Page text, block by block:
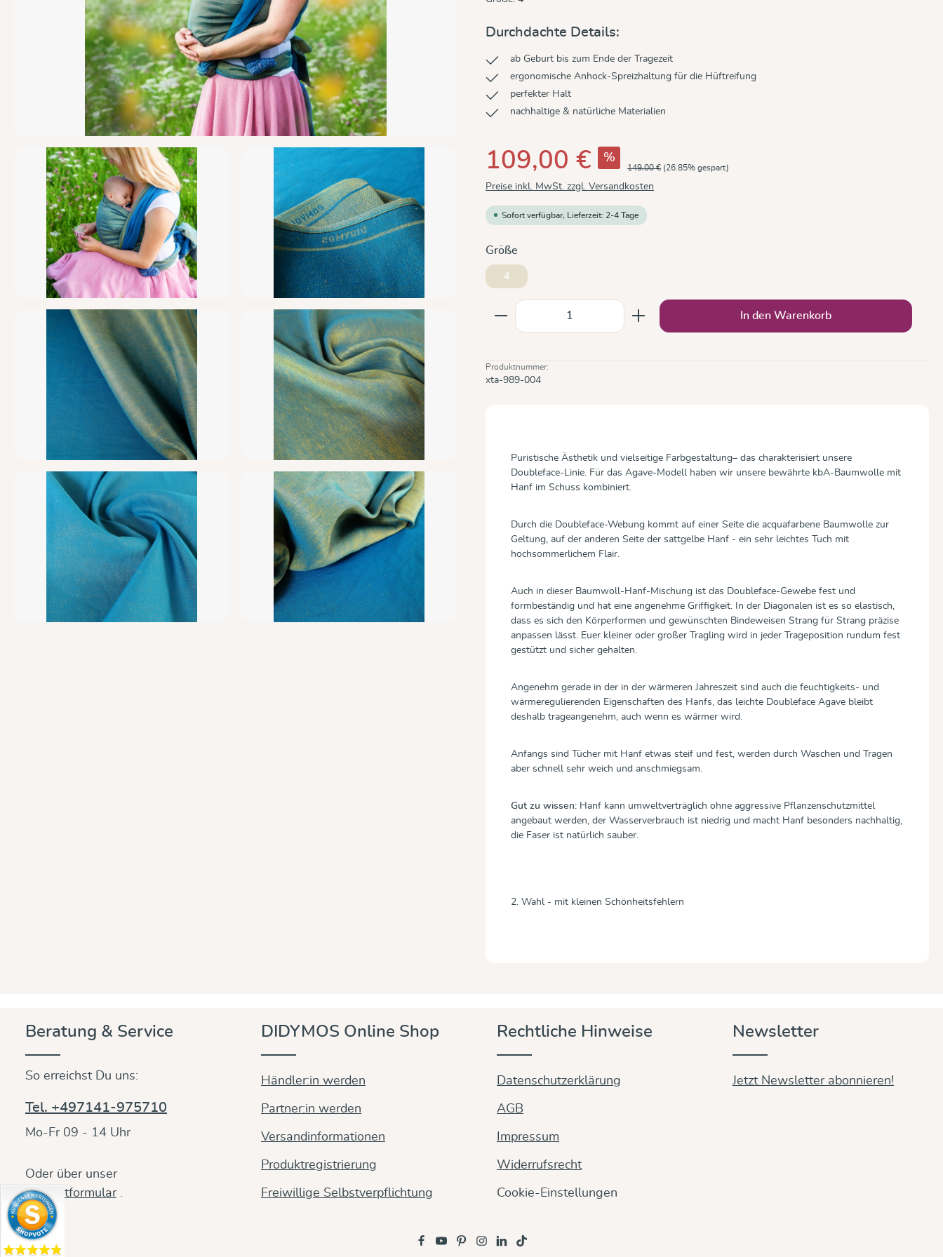
Durchdachte Details:
ab Geburt bis zum Ende der Tragezeit
ergonomische Anhock-Spreizhaltung für die Hüftreifung
perfekter Halt
nachhaltige & natürliche Materialien
109,00 € %
149,00 € (26.85% gespart)
Preise inkl. MwSt. zzgl. Versandkosten
Sofort verfügbar, Lieferzeit: 2-4 Tage
Größe
4
Produkt Anzahl: Gib den gewünschten Wert ein oder
In den Warenkorb
Produktnummer:
xta-989-004
Puristische Ästhetik und vielseitige Farbgestaltung– das charakterisiert unsere
Doubleface-Linie. Für das Agave-Modell haben wir unsere bewährte kbA-Baumwolle mit
Hanf im Schuss kombiniert.
Durch die Doubleface-Webung kommt auf einer Seite die acquafarbene Baumwolle zur
Geltung, auf der anderen Seite der sattgelbe Hanf - ein sehr leichtes Tuch mit
hochsommerlichem Flair.
Auch in dieser Baumwoll-Hanf-Mischung ist das Doubleface-Gewebe fest und
formbeständig und hat eine angenehme Griffigkeit. In der Diagonalen ist es so elastisch,
dass es sich den Körperformen und gewünschten Bindeweisen Strang für Strang präzise
anpassen lässt. Euer kleiner oder großer Tragling wird in jeder Trageposition rundum fest
gestützt und sicher gehalten.
Angenehm gerade in der in der wärmeren Jahreszeit sind auch die feuchtigkeits- und
wärmeregulierenden Eigenschaften des Hanfs, das leichte Doubleface Agave bleibt
deshalb trageangenehm, auch wenn es wärmer wird.
Anfangs sind Tücher mit Hanf etwas steif und fest, werden durch Waschen und Tragen
aber schnell sehr weich und anschmiegsam.
Gut zu wissen: Hanf kann umweltverträglich ohne aggressive Pflanzenschutzmittel
angebaut werden, der Wasserverbrauch ist niedrig und macht Hanf besonders nachhaltig,
die Faser ist natürlich sauber.
2. Wahl - mit kleinen Schönheitsfehlern
Beratung & Service
So erreichst Du uns:
Tel. +497141-975710
Mo-Fr 09 - 14 Uhr
Oder über unser
Kontaktformular.
DIDYMOS Online Shop
Händler:in werden
Partner:in werden
Versandinformationen
Produktregistrierung
Freiwillige Selbstverpflichtung
Rechtliche Hinweise
Datenschutzerklärung
AGB
Impressum
Widerrufsrecht
Cookie-Einstellungen
Newsletter
Jetzt Newsletter abonnieren!